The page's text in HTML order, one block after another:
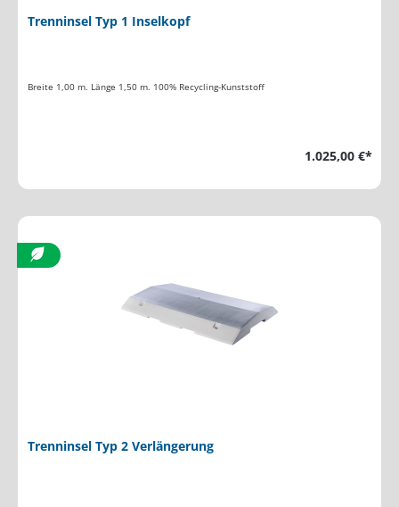
Trenninsel Typ 1 Inselkopf
Breite 1,00 m. Länge 1,50 m. 100% Recycling-Kunststoff
1.025,00 €*
Trenninsel Typ 2 Verlängerung